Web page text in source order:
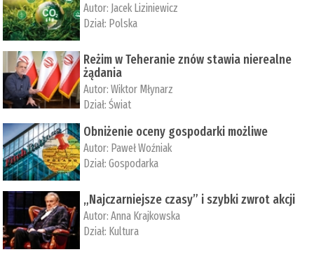
Autor: Jacek Liziniewicz
Dział: Polska
Reżim w Teheranie znów stawia nierealne
żądania
Autor:Wiktor Młynarz
Dział:Świat
Obniżenie oceny gospodarki możliwe
Autor: Paweł Woźniak
Dział:Gospodarka
„Najczarniejsze czasy” i szybki zwrot akcji
Autor:Anna Krajkowska
Dział: Kultura